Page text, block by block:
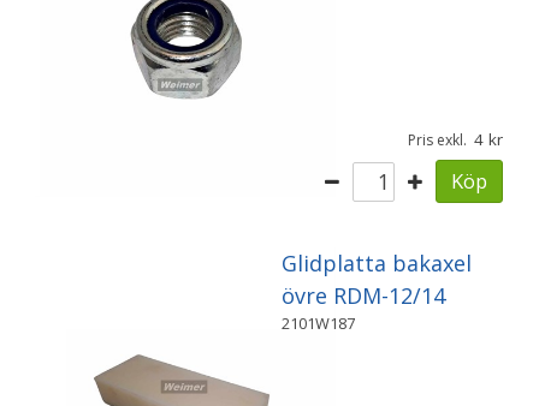
Pris exkl. 4
Köp
Glidplatta bakaxel
övre RDM-12/14
2101W187